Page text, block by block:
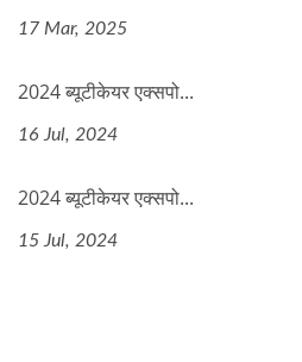
17 Mar, 2025
2024 ब्यूटीकेयर एक्सपो...
16 Jul, 2024
2024 ब्यूटीकेयर एक्सपो...
15 Jul, 2024